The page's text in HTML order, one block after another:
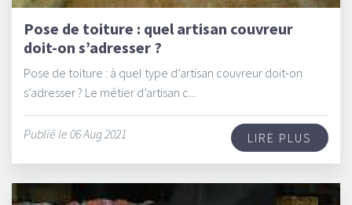
Pose de toiture : quel artisan couvreur
doit-on s’adresser ?
Pose de toiture : à quel type d’artisan couvreur doit-on
s’adresser ? Le métier d’artisan c...
Publié le 06 Aug 2021 LIRE PLUS